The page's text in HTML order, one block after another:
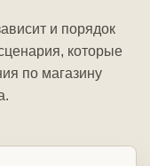
и порядок
которые
по магазину